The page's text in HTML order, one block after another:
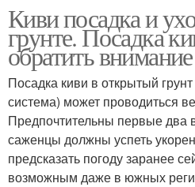
Киви посадка и
грунте. Посадка
обратить внимание
Посадка киви в открытый
система) может проводиться
Предпочтительны первые два
саженцы должны успеть
предсказать погоду заранее
возможным даже в южных